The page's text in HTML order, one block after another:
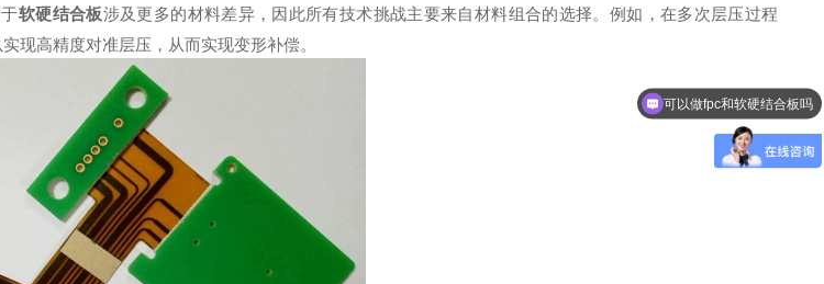
软硬结合板涉及更多的材料差异，因此所有技术挑战主要来自材料组合的选择。例如，在多次层压过程
现高精度对准层压，从而实现变形补偿。
可以做fpc和软硬结合板吗